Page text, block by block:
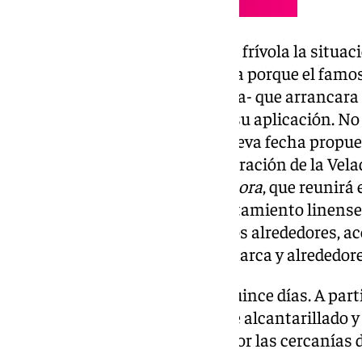
Sin embargo –y aunque parezca frívola la
bajo una fuerte presión logística porque el
estableció -en primera instancia- que
cambios imprescindibles para su aplicación.
incumplieron los plazos y la nueva fecha
calendario nada baladí: la celebración de la
La Salvaora, que reunirá
1.800 metros cedidos por ayuntamiento
más allá del público local y de los alrededores,
en el mes de julio visitan la comarca y
Todo debe estar despejado en quince días. A
feriantes, caseteros, técnicos de alcantarillado
moverán a diestro y siniestro por las